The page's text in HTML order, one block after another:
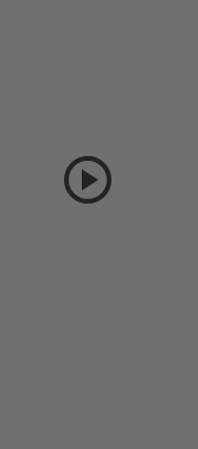
play_circle